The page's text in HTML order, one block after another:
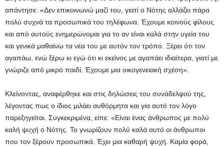
απάντησε: «Δεν επικοινωνώ μαζί του, γιατί ο Νότης αλλάζει πάρα
πολύ συχνά τα προσωπικά του τηλέφωνα. Έχουμε κοινούς φίλους
και από αυτούς ενημερώνομαι για το αν είναι καλά στην υγεία του
και γενικά μαθαίνω τα νέα του με αυτόν τον τρόπο. Ξέρει ότι τον
αγαπάω, ενώ ξέρω κι εγώ ότι κι εκείνος με αγαπάει ιδιαίτερα, γιατί με
γνώριζε από μικρό παιδί. Έχουμε μια οικογενειακή σχέση».
Κλείνοντας, αναφέρθηκε και στις δηλώσεις του συνάδελφού της,
λέγοντας πως ο ίδιος μιλάει αυθόρμητα και για αυτό τον λόγο
παρεξηγείται. Συγκεκριμένα, είπε: «Είναι ένας άνθρωπος με πολύ
καλή ψυχή ο Νότης. Το γνωρίζουν πολύ καλά αυτό οι άνθρωποι
που τον ξέρουν προσωπικά. Έχει μια καθαρή ψυχή. Καμία φορά,